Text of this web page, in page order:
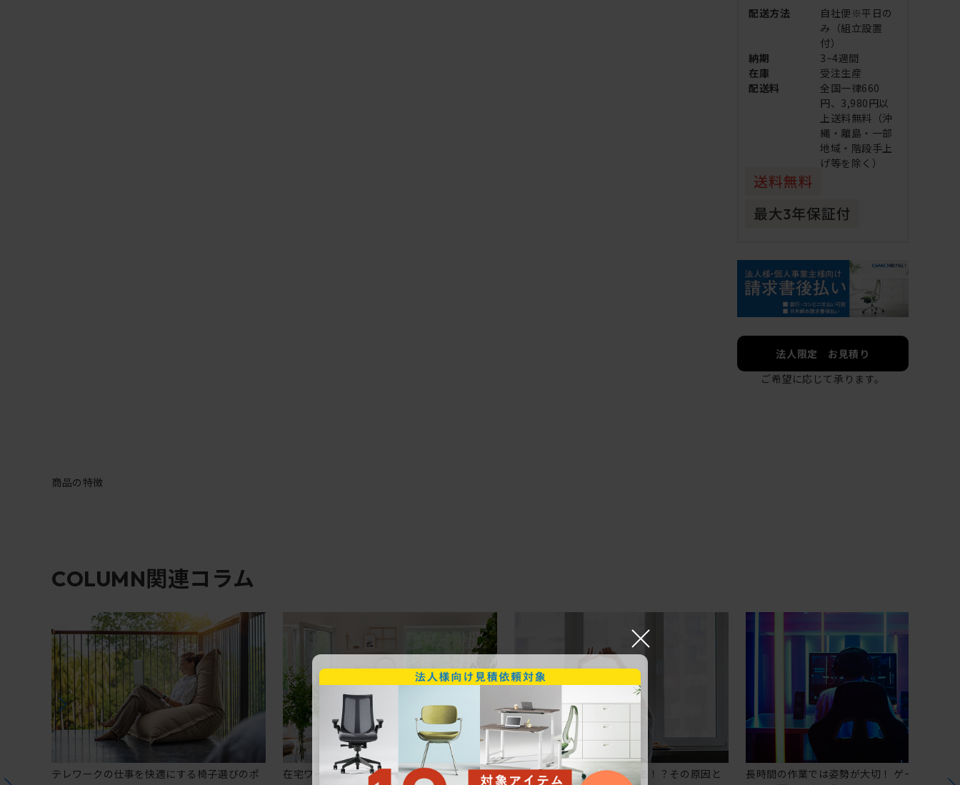
配送方法
自社便※平日の
み（組立設置
付）
納期
3~4週間
在庫
受注生産
配送料
全国一律660
円、3,980円以
上送料無料（沖
縄・離島・一部
地域・階段手上
げ等を除く）
法人限定 お見積り
ご希望に応じて承ります。
商品の特徴
COLUMN関連コラム
テレワークの仕事を快適にする椅子選びのポ
在宅ワークにおすすめのオフィスチェア5選
椅子に座っているのに疲れる！？その原因と
長時間の作業では姿勢が大切！ ゲーミングチ
×